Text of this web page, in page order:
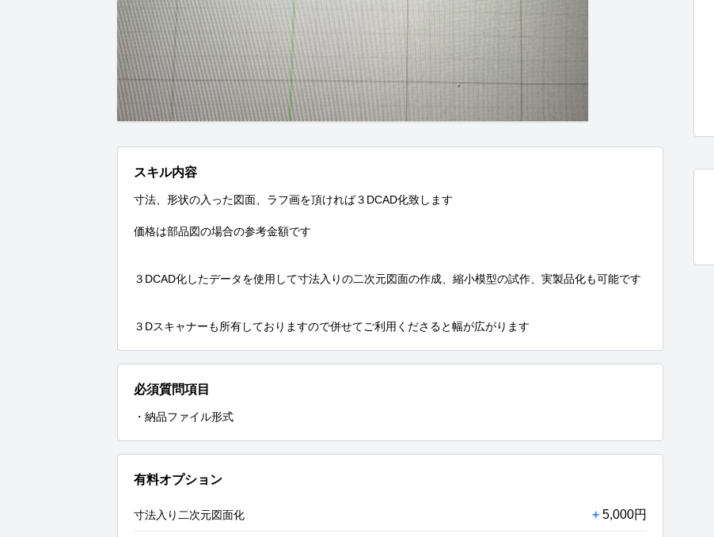
スキル内容
寸法、形状の入った図面、ラフ画を頂ければ３DCAD化致します
価格は部品図の場合の参考金額です
３DCAD化したデータを使用して寸法入りの二次元図面の作成、縮小模型の試作、実製品化も可能です
３Dスキャナーも所有しておりますので併せてご利用くださると幅が広がります
必須質問項目
・納品ファイル形式
有料オプション
寸法入り二次元図面化 + 5,000円